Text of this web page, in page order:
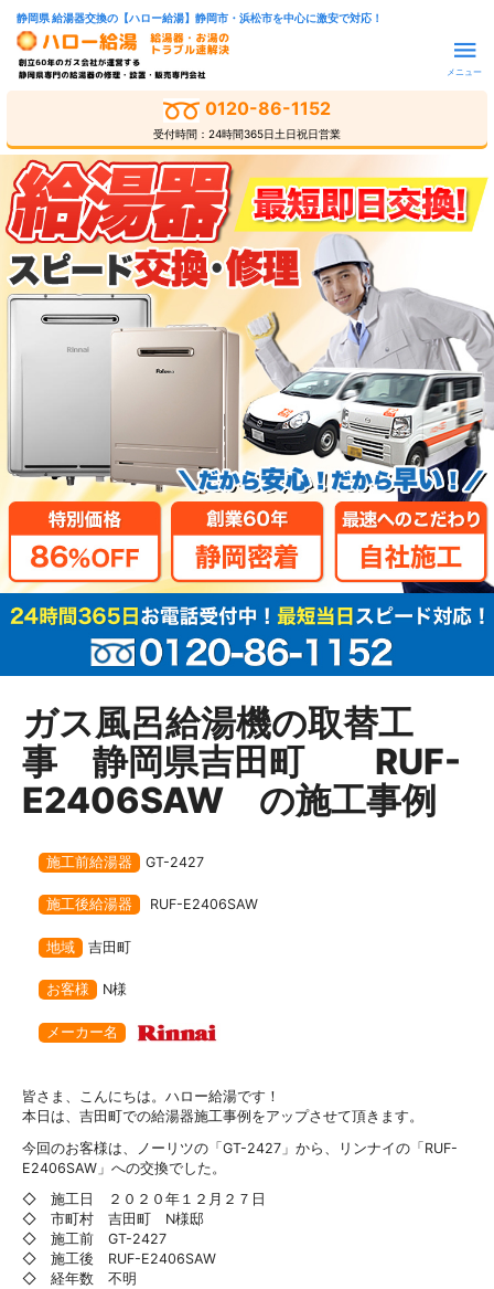
静岡県 給湯器交換の【ハロー給湯】静岡市・浜松市を中心に激安で対応！
メニュー
0120-86-1152
受付時間：24時間365日土日祝日営業
ガス風呂給湯機の取替工
事 静岡県吉田町 RUF-
E2406SAW の施工事例
施工前給湯器 GT-2427
施工後給湯器 RUF-E2406SAW
地域 吉田町
お客様 N様
メーカー名
皆さま、こんにちは。ハロー給湯です！
本日は、吉田町での給湯器施工事例をアップさせて頂きます。
今回のお客様は、ノーリツの「GT-2427」から、リンナイの「RUF-
E2406SAW」への交換でした。
◇ 施工日 ２０２０年１２月２７日
◇ 市町村 吉田町 N様邸
◇ 施工前 GT-2427
◇ 施工後 RUF-E2406SAW
◇ 経年数 不明